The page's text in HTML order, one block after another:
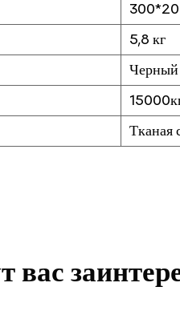
5,8 кг
Черный
Тканая